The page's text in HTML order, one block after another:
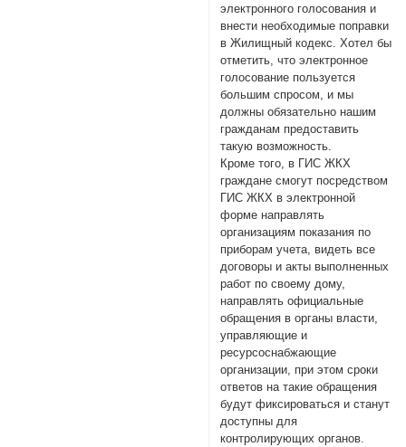
электронного голосования и
внести необходимые поправки
в Жилищный кодекс. Хотел бы
отметить, что электронное
голосование пользуется
большим спросом, и мы
должны обязательно нашим
гражданам предоставить
такую возможность.
Кроме того, в ГИС ЖКХ
граждане смогут посредством
ГИС ЖКХ в электронной
форме направлять
организациям показания по
приборам учета, видеть все
договоры и акты выполненных
работ по своему дому,
направлять официальные
обращения в органы власти,
управляющие и
ресурсоснабжающие
организации, при этом сроки
ответов на такие обращения
будут фиксироваться и станут
доступны для
контролирующих органов.